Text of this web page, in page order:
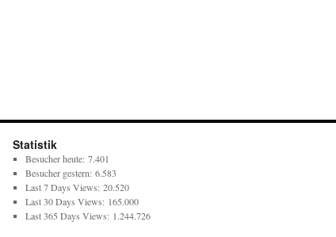
Statistik
Besucher heute: 7.401
Besucher gestern: 6.583
Last 7 Days Views: 20.520
Last 30 Days Views: 165.000
Last 365 Days Views: 1.244.726